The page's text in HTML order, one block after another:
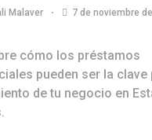
Malaver
7 de noviembre
cómo los préstamos
pueden ser la clave
de tu negocio en